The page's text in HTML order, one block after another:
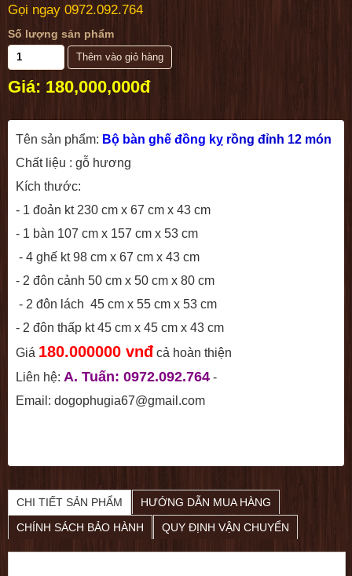
Gọi ngay 0972.092.764
Số lượng sản phẩm
Giá: 180,000,000đ
Tên sản phẩm: Bộ bàn ghế đồng kỵ rồng đỉnh 12 món
Chất liệu : gỗ hương
Kích thước:
- 1 đoản kt 230 cm x 67 cm x 43 cm
- 1 bàn 107 cm x 157 cm x 53 cm
- 4 ghế kt 98 cm x 67 cm x 43 cm
- 2 đôn cảnh 50 cm x 50 cm x 80 cm
- 2 đôn lách 45 cm x 55 cm x 53 cm
- 2 đôn thấp kt 45 cm x 45 cm x 43 cm
Giá 180.000000 vnđ cả hoàn thiện
Liên hệ: A. Tuấn: 0972.092.764 -
Email: dogophugia67@gmail.com
Bộ bàn ghế rồng đỉnh gỗ hương giá tốt dogophugia
5 5
CHI TIẾT SẢN PHẨM
HƯỚNG DẪN MUA HÀNG
CHÍNH SÁCH BẢO HÀNH
QUY ĐỊNH VẬN CHUYỂN